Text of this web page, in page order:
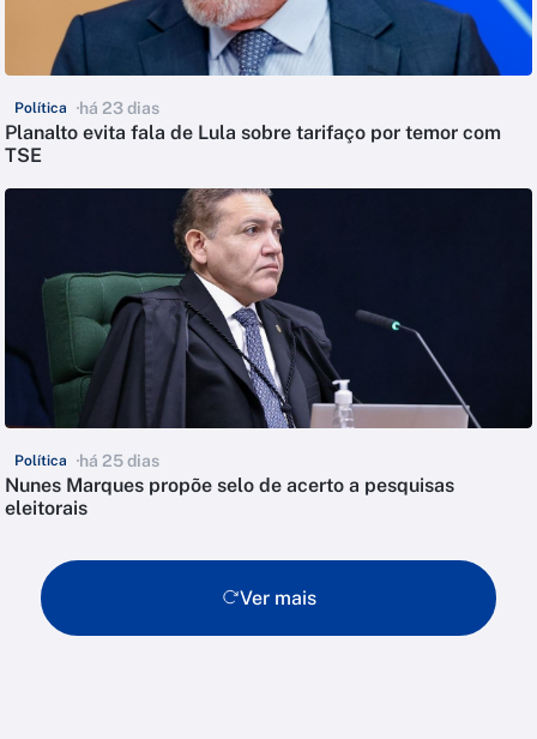
Política há 23 dias
Planalto evita fala de Lula sobre tarifaço por temor com
TSE
Política há 25 dias
Nunes Marques propõe selo de acerto a pesquisas
eleitorais
Ver mais